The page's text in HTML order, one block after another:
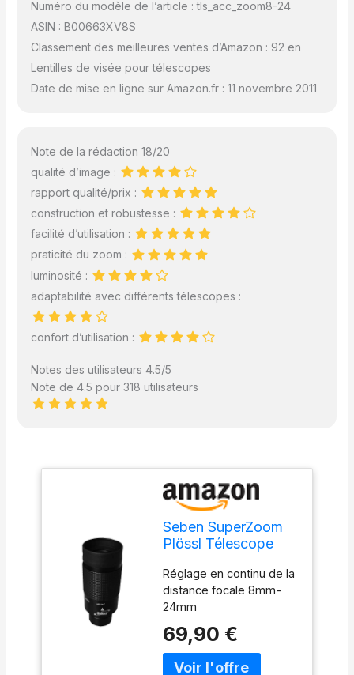
Numéro du modèle de l’article : tls_acc_zoom8-24
ASIN : B00663XV8S
Classement des meilleures ventes d’Amazon : 92 en
Lentilles de visée pour télescopes
Date de mise en ligne sur Amazon.fr : 11 novembre 2011
Note de la rédaction 18/20
qualité d’image :
rapport qualité/prix :
construction et robustesse :
facilité d’utilisation :
praticité du zoom :
luminosité :
adaptabilité avec différents télescopes :
confort d’utilisation :
Notes des utilisateurs 4.5/5
Note de 4.5 pour 318 utilisateurs
Seben SuperZoom
Plössl Télescope
31,7mm
Réglage en continu de la
distance focale 8mm-
24mm
69,90 €